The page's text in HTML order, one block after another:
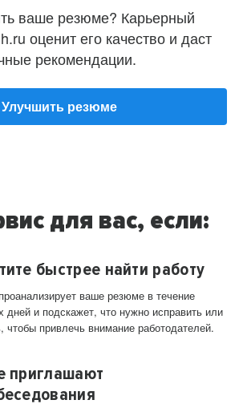
ваше резюме? Карьерный
оценит его качество и даст
рекомендации.
Улучшить резюме
для вас, если:
быстрее найти работу
ваше резюме в течение
дней и подскажет, что нужно исправить или
чтобы привлечь внимание работодателей.
приглашают